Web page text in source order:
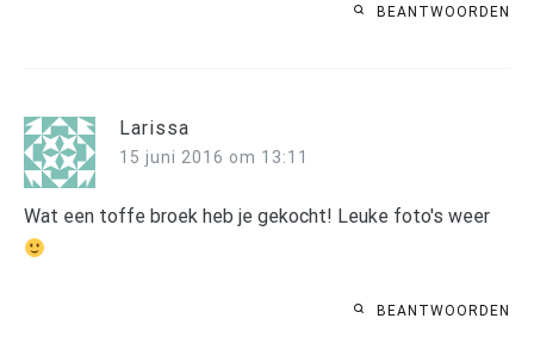
BEANTWOORDEN
Larissa
15 juni 2016 om 13:11
Wat een toffe broek heb je gekocht! Leuke foto's weer
BEANTWOORDEN